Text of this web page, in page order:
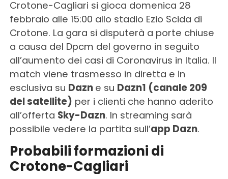
Crotone-Cagliari si gioca domenica 28
febbraio alle 15:00 allo stadio Ezio Scida di
Crotone. La gara si disputerà a porte chiuse
a causa del Dpcm del governo in seguito
all’aumento dei casi di Coronavirus in Italia. Il
match viene trasmesso in diretta e in
esclusiva su Dazn e su Dazn1 (canale 209
del satellite) per i clienti che hanno aderito
all’offerta Sky-Dazn. In streaming sarà
possibile vedere la partita sull’app Dazn.
Probabili formazioni di
Crotone-Cagliari